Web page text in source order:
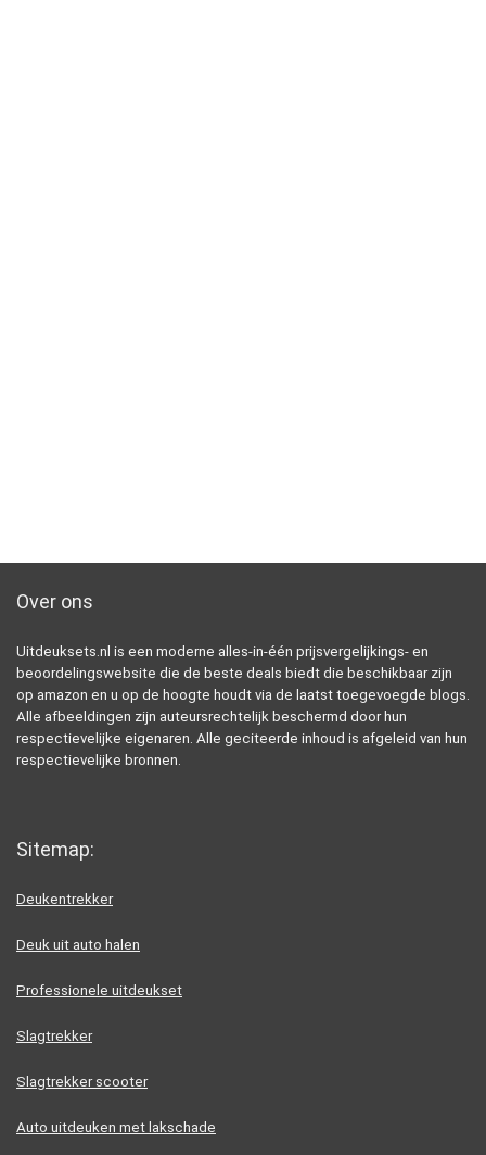
Over ons
Uitdeuksets.nl is een moderne alles-in-één prijsvergelijkings- en
beoordelingswebsite die de beste deals biedt die beschikbaar zijn
op amazon en u op de hoogte houdt via de laatst toegevoegde blogs.
Alle afbeeldingen zijn auteursrechtelijk beschermd door hun
respectievelijke eigenaren. Alle geciteerde inhoud is afgeleid van hun
respectievelijke bronnen.
Sitemap:
Deukentrekker
Deuk uit auto halen
Professionele uitdeukset
Slagtrekker
Slagtrekker scooter
Auto uitdeuken met lakschade